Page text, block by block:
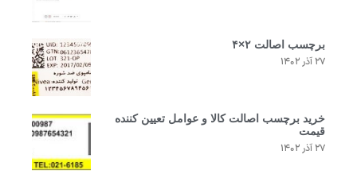
برچسب اصالت ۲×۴
۲۷ آذر ۱۴۰۲
خرید برچسب اصالت کالا و عوامل تعیین کننده
قیمت
۲۷ آذر ۱۴۰۲